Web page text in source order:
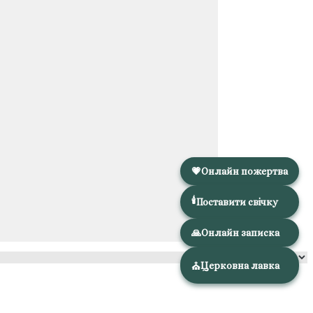
💗Онлайн пожертва
🕯️Поставити свічку
🙏Онлайн записка
⛪Церковна лавка